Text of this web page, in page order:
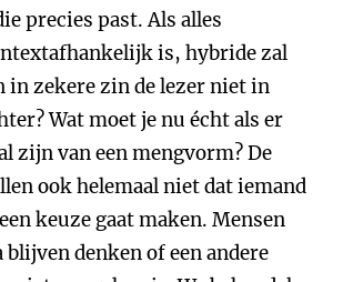
precies past. Als alles
is, hybride zal
in zekere zin de lezer niet in
Wat moet je nu écht als er
zijn van een mengvorm? De
ook helemaal niet dat iemand
keuze gaat maken. Mensen
denken of een andere